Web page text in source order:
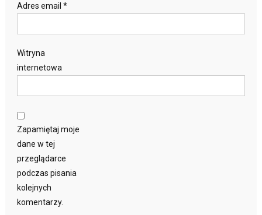
Adres email *
Witryna
internetowa
Zapamiętaj moje
dane w tej
przeglądarce
podczas pisania
kolejnych
komentarzy.